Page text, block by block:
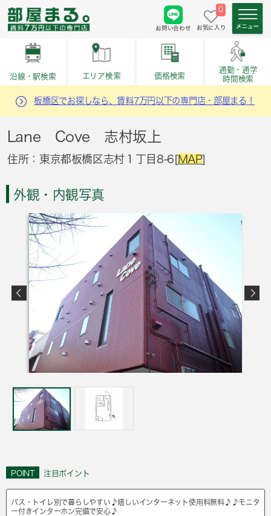
お問い合わせ
0
お気に入り
沿線・駅検索 エリア検索 価格検索
通勤・通学
時間検索
板橋区でお探しなら、賃料7万円以下の専門店・部屋まる！
Lane Cove 志村坂上
住所：東京都板橋区志村１丁目8-6[MAP]
外観・内観写真
POINT 注目ポイント
バス・トイレ別で暮らしやすい♪嬉しいインターネット使用料無料♪♪モニタ
ー付きインターホン完備で安心♪